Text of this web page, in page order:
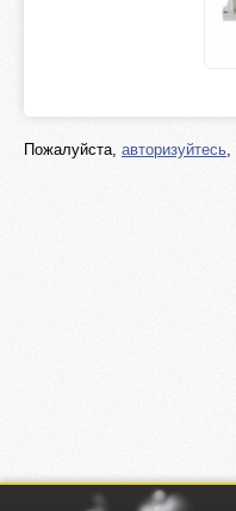
Пожалуйста, авторизуйтесь,